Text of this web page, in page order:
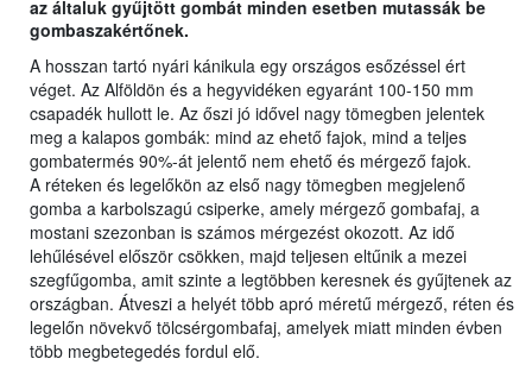
az általuk gyűjtött gombát minden esetben mutassák be
gombaszakértőnek.
A hosszan tartó nyári kánikula egy országos esőzéssel ért
véget. Az Alföldön és a hegyvidéken egyaránt 100-150 mm
csapadék hullott le. Az őszi jó idővel nagy tömegben jelentek
meg a kalapos gombák: mind az ehető fajok, mind a teljes
gombatermés 90%-át jelentő nem ehető és mérgező fajok.
A réteken és legelőkön az első nagy tömegben megjelenő
gomba a karbolszagú csiperke, amely mérgező gombafaj, a
mostani szezonban is számos mérgezést okozott. Az idő
lehűlésével először csökken, majd teljesen eltűnik a mezei
szegfűgomba, amit szinte a legtöbben keresnek és gyűjtenek az
országban. Átveszi a helyét több apró méretű mérgező, réten és
legelőn növekvő tölcsérgombafaj, amelyek miatt minden évben
több megbetegedés fordul elő.